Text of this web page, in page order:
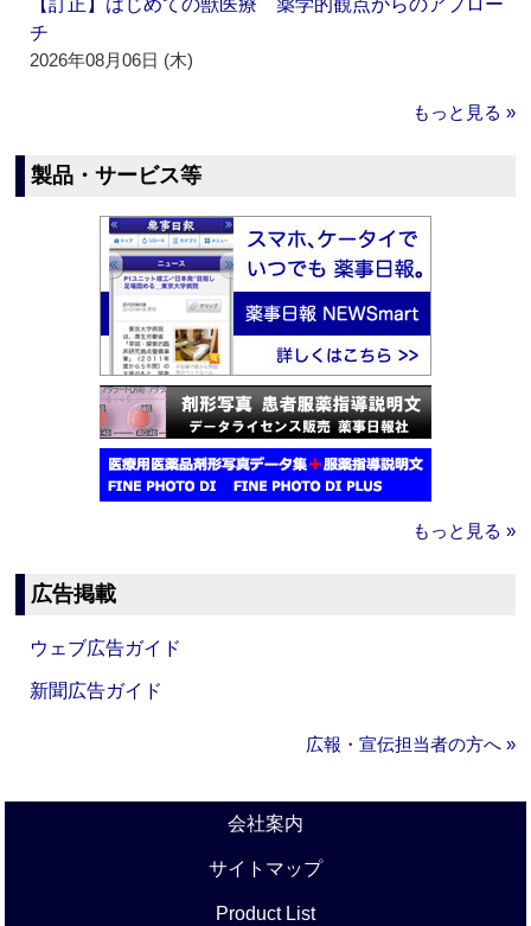
【訂正】はじめての獣医療 薬学的観点からのアプロー
チ
2026年08月06日 (木)
もっと見る »
製品・サービス等
もっと見る »
広告掲載
ウェブ広告ガイド
新聞広告ガイド
広報・宣伝担当者の方へ »
会社案内
サイトマップ
Product List